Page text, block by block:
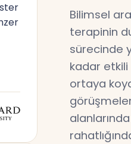
Bilimsel
terapinin
sürecinde
kadar
ortaya